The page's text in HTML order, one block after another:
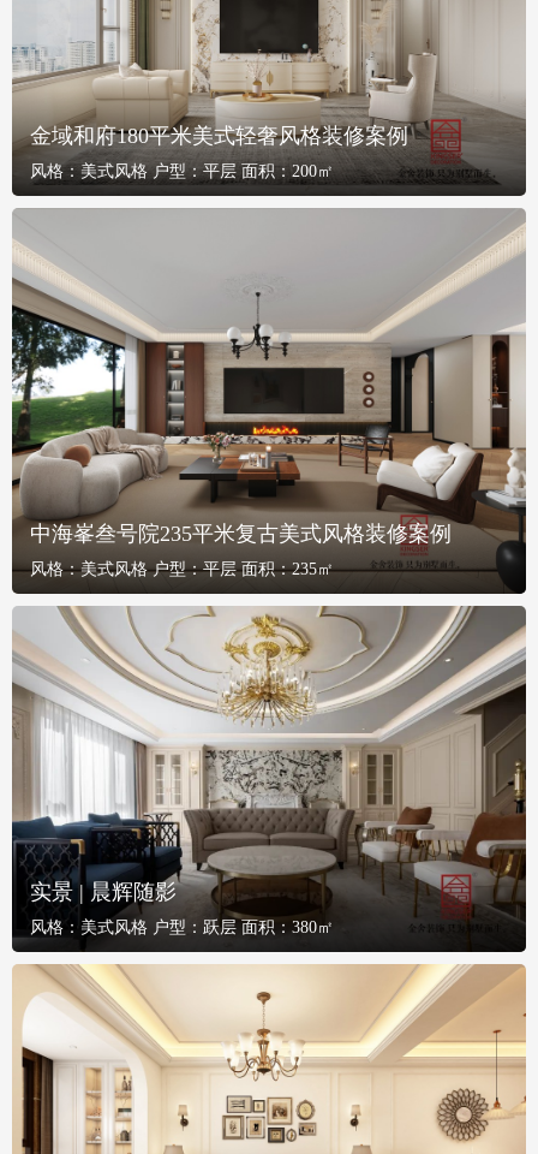
金域和府180平米美式轻奢风格装修案例
风格：美式风格 户型：平层 面积： 200㎡
中海峯叁号院235平米复古美式风格装修案例
风格：美式风格 户型：平层 面积：235㎡
实景 | 晨辉随影
风格： 美式风格 户型： 跃层 面积： 380㎡